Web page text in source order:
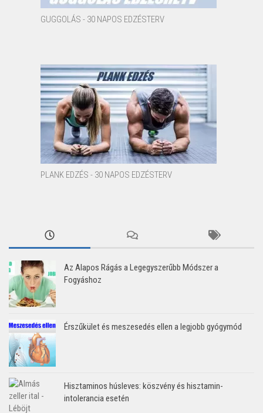
GUGGOLÁS - 30 NAPOS EDZÉSTERV
PLANK EDZÉS - 30 NAPOS EDZÉSTERV
Az Alapos Rágás a Legegyszerűbb Módszer a
Fogyáshoz
Érszűkület és meszesedés ellen a legjobb gyógymód
Hisztaminos húsleves: köszvény és hisztamin-
intolerancia esetén